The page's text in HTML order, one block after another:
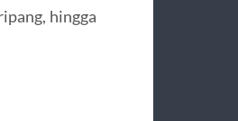
hingga